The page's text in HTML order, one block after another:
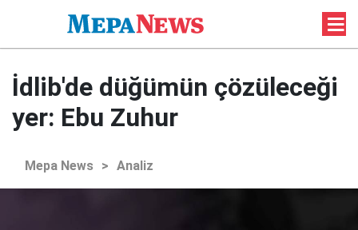
İdlib'de düğümün çözüleceği
yer: Ebu Zuhur
Mepa News > Analiz